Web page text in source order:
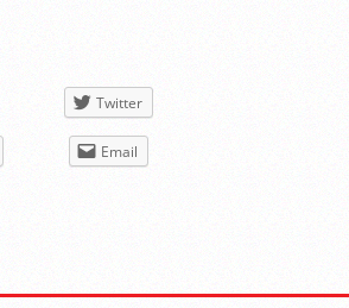
Twitter
Email